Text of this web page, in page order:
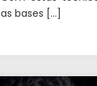
bases […]